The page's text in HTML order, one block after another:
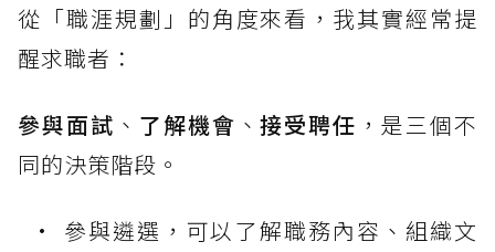
從「職涯規劃」的角度來看，我其實經常提
醒求職者：
參與面試 、 了解機會 、接受聘任 ，是三個不
同的決策階段。
參與遴選，可以了解職務內容、組織文